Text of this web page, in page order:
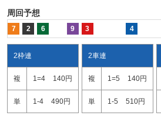
周回予想
7 2 6 9 3 4
2枠連
複 1=4 140円
単 1-4 490円
2車連
複 1=5 140円
単 1-5 510円